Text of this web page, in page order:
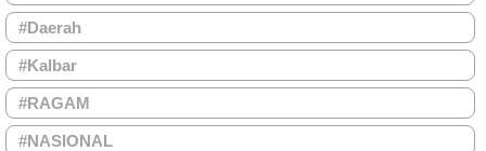
#Daerah
#Kalbar
#RAGAM
#NASIONAL